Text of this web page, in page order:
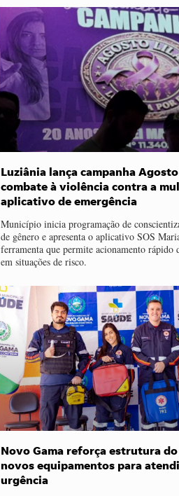
Luziânia lança campanha
combate à violência contra a
aplicativo de emergência
Município inicia programação de
de gênero e apresenta o aplicativo SOS
ferramenta que permite acionamento rápido
em situações de risco.
Novo Gama reforça estrutura do
novos equipamentos para
urgência